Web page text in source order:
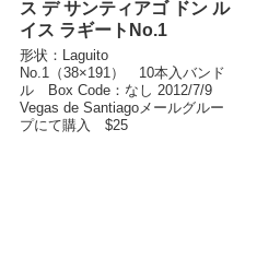
ス デ サンティアゴ ドン ル
イス ラギートNo.1
形状：Laguito
No.1（38×191） 10本入バンド
ル Box Code：なし 2012/7/9
Vegas de Santiagoメールグルー
プにて購入 $25